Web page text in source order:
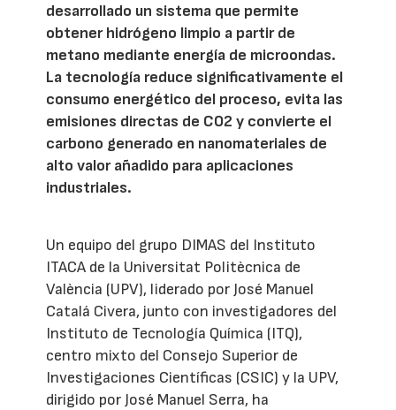
desarrollado un sistema que permite
obtener hidrógeno limpio a partir de
metano mediante energía de microondas.
La tecnología reduce significativamente el
consumo energético del proceso, evita las
emisiones directas de CO2 y convierte el
carbono generado en nanomateriales de
alto valor añadido para aplicaciones
industriales.
Un equipo del grupo DIMAS del Instituto
ITACA de la Universitat Politècnica de
València (UPV), liderado por José Manuel
Catalá Civera, junto con investigadores del
Instituto de Tecnología Química (ITQ),
centro mixto del Consejo Superior de
Investigaciones Científicas (CSIC) y la UPV,
dirigido por José Manuel Serra, ha